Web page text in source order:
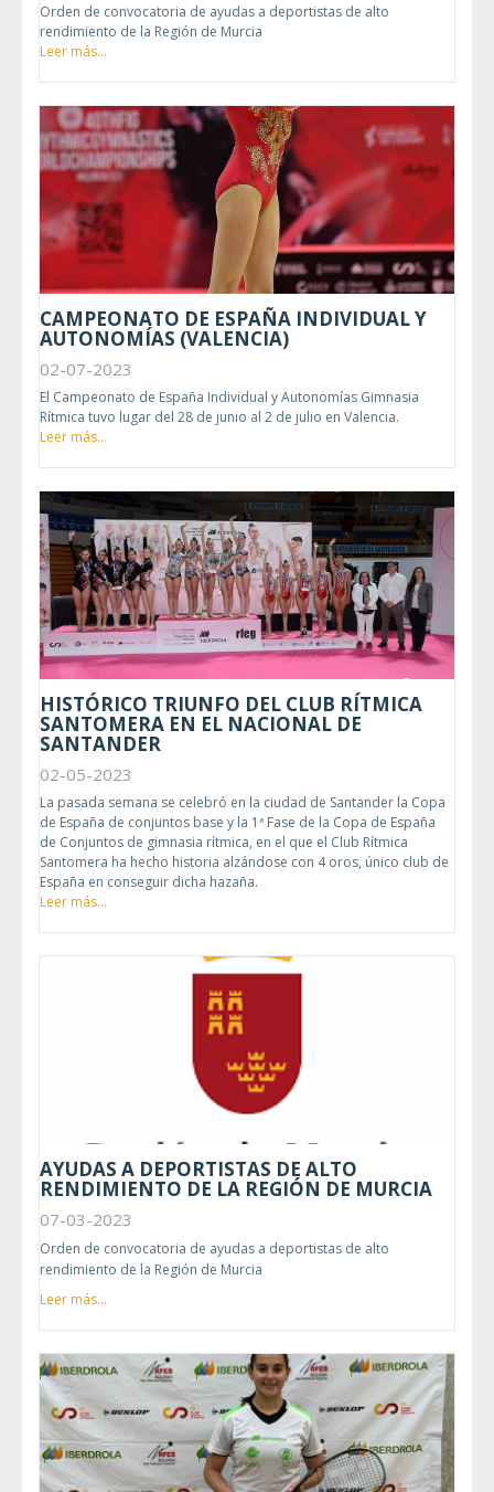
Orden de convocatoria de ayudas a deportistas de alto
rendimiento de la Región de Murcia
Leer más...
CAMPEONATO DE ESPAÑA INDIVIDUAL Y
AUTONOMÍAS (VALENCIA)
02-07-2023
El Campeonato de España Individual y Autonomías Gimnasia
Rítmica tuvo lugar del 28 de junio al 2 de julio en Valencia.
Leer más...
HISTÓRICO TRIUNFO DEL CLUB RÍTMICA
SANTOMERA EN EL NACIONAL DE
SANTANDER
02-05-2023
La pasada semana se celebró en la ciudad de Santander la Copa
de España de conjuntos base y la 1ª Fase de la Copa de España
de Conjuntos de gimnasia rítmica, en el que el Club Rítmica
Santomera ha hecho historia alzándose con 4 oros, único club de
España en conseguir dicha hazaña.
Leer más...
AYUDAS A DEPORTISTAS DE ALTO
RENDIMIENTO DE LA REGIÓN DE MURCIA
07-03-2023
Orden de convocatoria de ayudas a deportistas de alto
rendimiento de la Región de Murcia
Leer más...